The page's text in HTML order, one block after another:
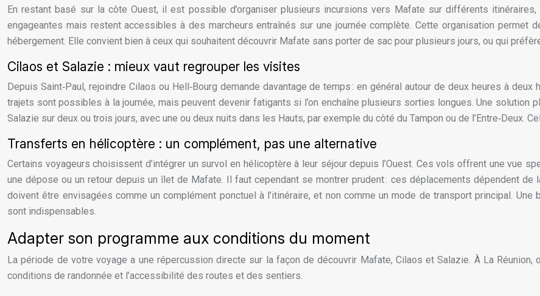
En restant basé sur la côte Ouest, il est possible d’organiser plusieurs incursions vers Mafate sur différents
engageantes mais restent accessibles à des marcheurs entraînés sur une journée complète. Cette organisation
hébergement. Elle convient bien à ceux qui souhaitent découvrir Mafate sans porter de sac pour plusieurs jours, ou qui
Cilaos et Salazie : mieux vaut regrouper les visites
Depuis Saint‑Paul, rejoindre Cilaos ou Hell‑Bourg demande davantage de temps : en général autour de deux heures à
trajets sont possibles à la journée, mais peuvent devenir fatigants si l’on enchaîne plusieurs sorties longues. Une
Salazie sur deux ou trois jours, avec une ou deux nuits dans les Hauts, par exemple du côté du Tampon ou de l’Entre‑Deux.
Transferts en hélicoptère : un complément, pas une alternative
Certains voyageurs choisissent d’intégrer un survol en hélicoptère à leur séjour depuis l’Ouest. Ces vols offrent une vue
une dépose ou un retour depuis un îlet de Mafate. Il faut cependant se montrer prudent : ces déplacements dépendent
doivent être envisagées comme un complément ponctuel à l’itinéraire, et non comme un mode de transport principal.
sont indispensables.
Adapter son programme aux conditions du moment
La période de votre voyage a une répercussion directe sur la façon de découvrir Mafate, Cilaos et Salazie. À La
conditions de randonnée et l’accessibilité des routes et des sentiers.